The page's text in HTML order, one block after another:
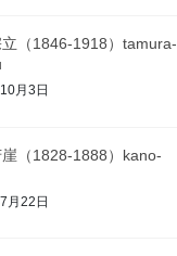
立（1846-1918）tamura-
月3日
（1828-1888）kano-
月22日